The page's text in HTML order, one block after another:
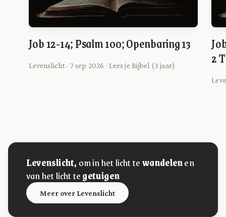
Job 12-14; Psalm 100; Openbaring 13
Levenslicht · 7 sep 2026 · Lees je Bijbel (3 jaar)
2
Levenslicht, om in het licht tewandelenen
van het licht tegetuigen
Meer over Levenslicht